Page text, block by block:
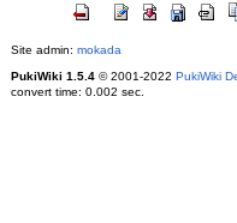
Site admin: mokada
PukiWiki 1.5.4© 2001-2022 PukiWiki
convert time: 0.002 sec.